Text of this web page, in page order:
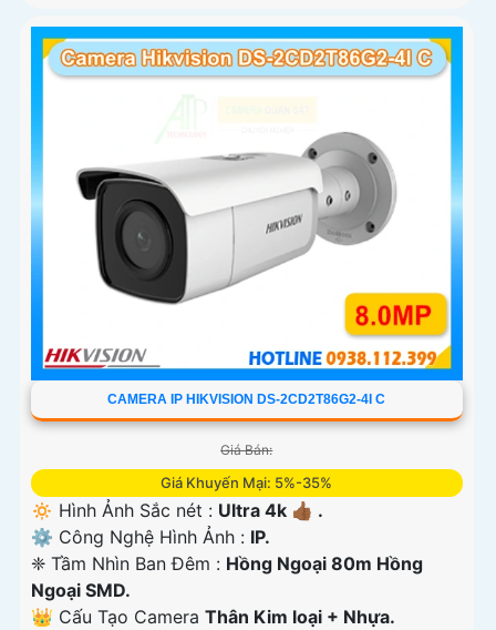
CAMERA IP HIKVISION DS-2CD2T86G2-4I C
Giá Bán:
Giá Khuyến Mại: 5%-35%
🔅 Hình Ảnh Sắc nét : Ultra 4k 👍🏾 .
⚙ Công Nghệ Hình Ảnh : IP.
❈ Tầm Nhìn Ban Đêm : Hồng Ngoại 80m Hồng
Ngoại SMD.
👑 Cấu Tạo Camera Thân Kim loại + Nhựa.